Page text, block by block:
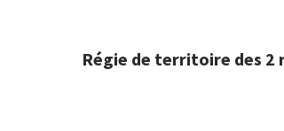
Régie de territoire des 2